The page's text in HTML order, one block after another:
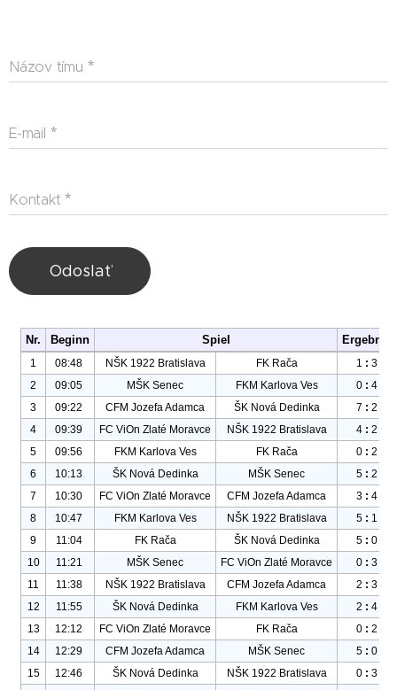
Názov tímu
E-mail
Kontakt
Odoslať